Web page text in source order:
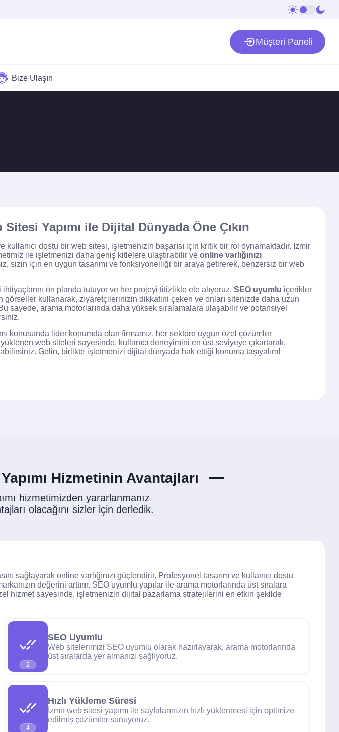
Müşteri Paneli
Bize Ulaşın
Yapımı ile Dijital Dünyada Öne Çıkın
dostu bir web sitesi, işletmenizin başarısı için kritik bir rol oynamaktadır. İzmir
ile işletmenizi daha geniş kitlelere ulaştırabilir ve online varlığınızı
sizin için en uygun tasarımı ve fonksiyonelliği bir araya getirerek, benzersiz bir web
ön planda tutuyor ve her projeyi titizlikle ele alıyoruz. SEO uyumlu içerikler
görseller kullanarak, ziyaretçilerinizin dikkatini çeken ve onları sitenizde daha uzun
sayede, arama motorlarında daha yüksek sıralamalara ulaşabilir ve potansiyel
konusunda lider konumda olan firmamız, her sektöre uygun özel çözümler
yüklenen web siteleri sayesinde, kullanıcı deneyimini en üst seviyeye çıkartarak,
Gelin, birlikte işletmenizi dijital dünyada hak ettiği konuma taşıyalım!
Hizmetinin Avantajları
hizmetimizden yararlanmanız
olacağını sizler için derledik.
sağlayarak online varlığınızı güçlendirir. Profesyonel tasarım ve kullanıcı dostu
değerini arttırır. SEO uyumlu yapılar ile arama motorlarında üst sıralara
hizmet sayesinde, işletmenizin dijital pazarlama stratejilerini en etkin şekilde
2
SEO Uyumlu
Web sitelerimizi SEO uyumlu olarak hazırlayarak, arama motorlarında
üst sıralarda yer almanızı sağlıyoruz.
4
Hızlı Yükleme Süresi
İzmir web sitesi yapımı ile sayfalarınızın hızlı yüklenmesi için optimize
edilmiş çözümler sunuyoruz.